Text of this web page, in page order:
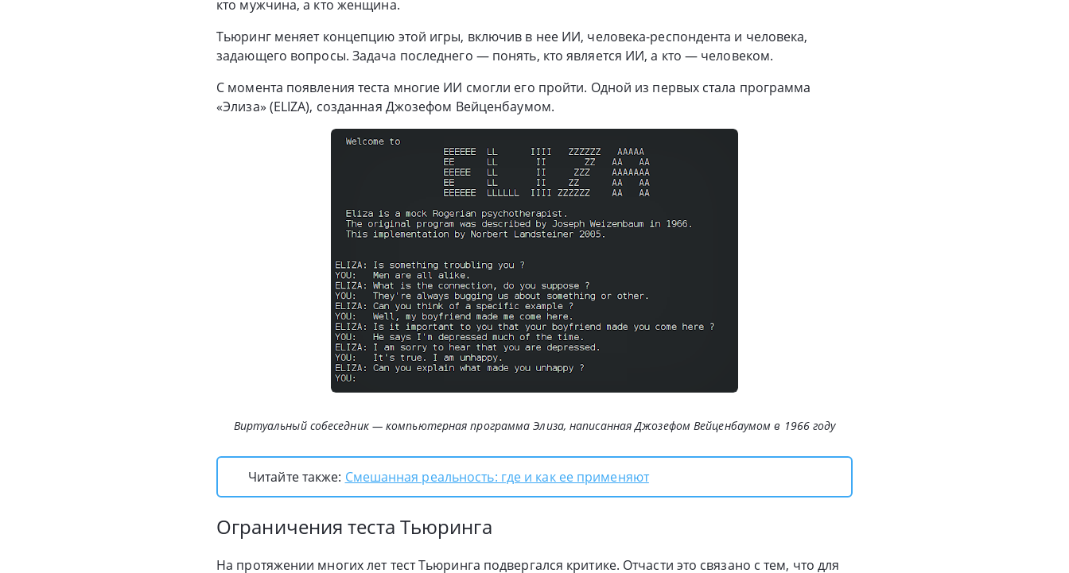
кто мужчина, а кто женщина.
Тьюринг меняет концепцию этой игры, включив в нее ИИ, человека-респондента и человека,
задающего вопросы. Задача последнего — понять, кто является ИИ, а кто — человеком.
С момента появления теста многие ИИ смогли его пройти. Одной из первых стала программа
«Элиза» (ELIZA), созданная Джозефом Вейценбаумом.
Виртуальный собеседник — компьютерная программа Элиза, написанная Джозефом Вейценбаумом в 1966 году
Читайте также: Смешанная реальность: где и как ее применяют
Ограничения теста Тьюринга
На протяжении многих лет тест Тьюринга подвергался критике. Отчасти это связано с тем, что для